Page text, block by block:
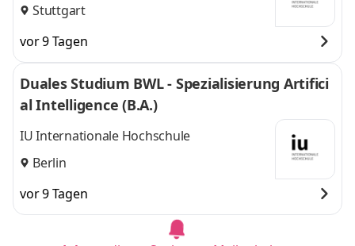
Stuttgart
vor 9 Tagen
Duales Studium BWL - Spezialisierung Artifici
al Intelligence (B.A.)
IU Internationale Hochschule
Berlin
vor 9 Tagen